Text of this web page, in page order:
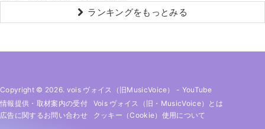
ランキングをもっとみる
Copyright © 2026. vois ヴォイス（旧MusicVoice） - YouTube
情報提供・取材案内の受付
Vois ヴォイス（旧・MusicVoice）とは
広告に関するお問い合わせ
クッキー（cookie）使用について